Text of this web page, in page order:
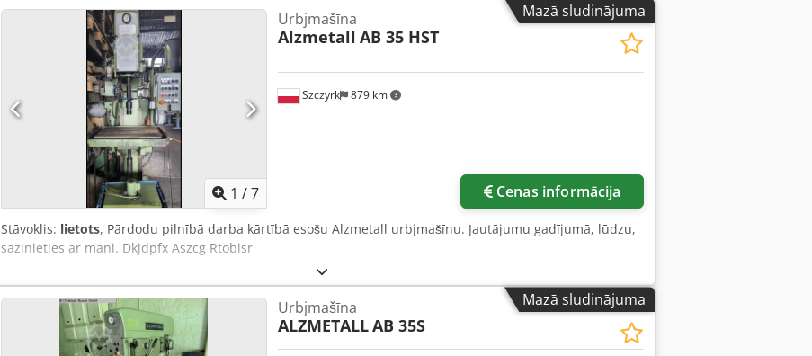
Mazā sludinājuma
1 /7
Szczyrk 879 km
Urbjmašīna
Alzmetall AB 35 HST
Cenas informācija
Stāvoklis: lietots, Pārdodu pilnībā darba kārtībā esošu Alzmetall urbjmašīnu. Jautājumu gadījumā, lūdzu,
sazinieties ar mani. Dkjdpfx Aszcg Rtobisr
Mazā sludinājuma
Urbjmašīna
ALZMETALLAB 35S